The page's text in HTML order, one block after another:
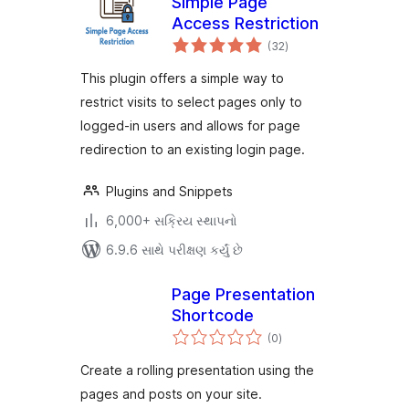
Access Restriction
(32કુલ
રેટિંગ્સ
)
This plugin offers a simple way to
restrict visits to select pages only to
logged-in users and allows for page
redirection to an existing login page.
Plugins and Snippets
6,000+ સક્રિય સ્થાપનો
6.9.6 સાથે પરીક્ષણ કર્યું છે
Page Presentation
Shortcode
(0કુલ
રેટિંગ્સ
)
Create a rolling presentation using the
pages and posts on your site.